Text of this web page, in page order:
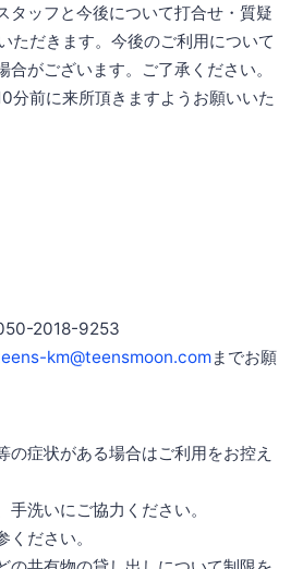
タッフと今後について打合せ・質疑
ただきます。今後のご利用について
合がございます。ご了承ください。
分前に来所頂きますようお願いいた
2018-9253
km@teensmoon.comまでお願
の症状がある場合はご利用をお控え
手洗いにご協力ください。
ください。